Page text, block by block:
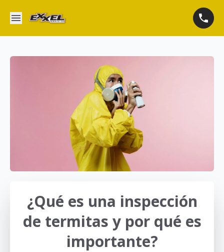
¿Qué es una inspección
de termitas y por qué es
importante?